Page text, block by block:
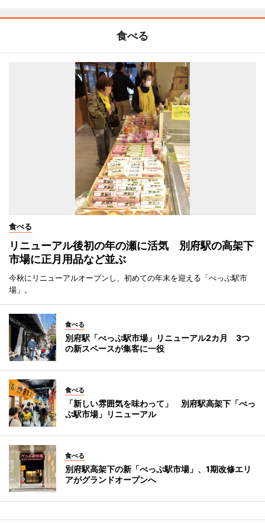
食べる
食べる
リニューアル後初の年の瀬に活気 別府駅の高架下
市場に正月用品など並ぶ
今秋にリニューアルオープンし、初めての年末を迎える「べっぷ駅市
場」。
食べる
別府駅「べっぷ駅市場」リニューアル2カ月 3つ
の新スペースが集客に一役
食べる
「新しい雰囲気を味わって」 別府駅高架下「べっ
ぷ駅市場」リニューアル
食べる
別府駅高架下の新「べっぷ駅市場」、1期改修エリ
アがグランドオープンへ